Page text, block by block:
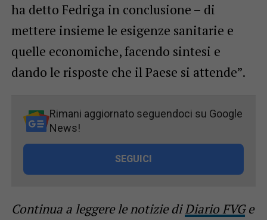
ha detto Fedriga in conclusione – di
mettere insieme le esigenze sanitarie e
quelle economiche, facendo sintesi e
dando le risposte che il Paese si attende”.
Rimani aggiornato seguendoci su Google
News!
SEGUICI
Continua a leggere le notizie diDiario FVGe